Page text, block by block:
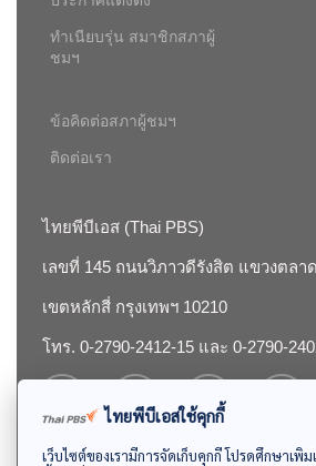
ทำเนียบรุ่น สมาชิกสภาผู้
ชมฯ
ข้อคิดต่อสภาผู้ชมฯ
ติดต่อเรา
ไทยพีบีเอส (Thai PBS)
เลขที่ 145 ถนนวิภาวดีรังสิต แขวงตลา
เขตหลักสี่ กรุงเทพฯ 10210
โทร. 0-2790-2412-15 และ 0-2790-
ไทยพีบีเอสใช้คุกกี้
เว็บไซต์ของเรามีการจัดเก็บคุกกี้ โปรดศึกษาเพิ่